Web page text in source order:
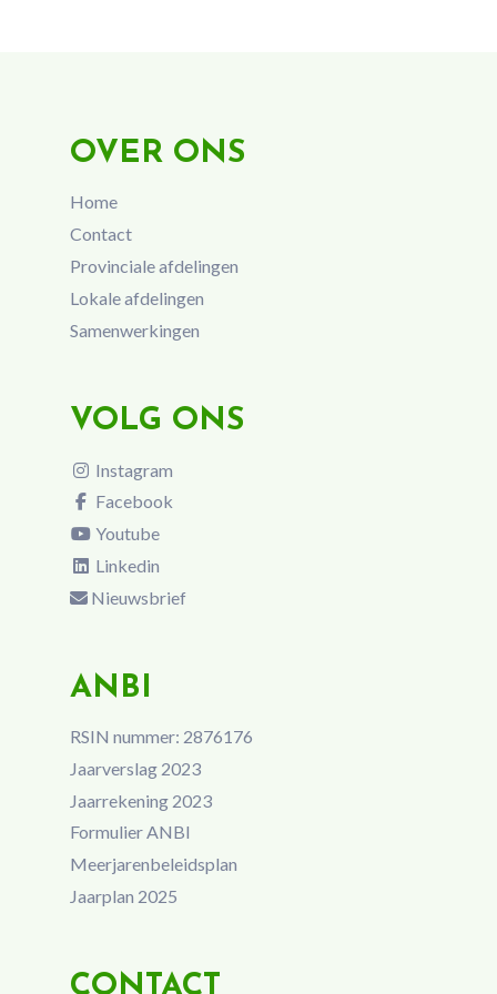
OVER ONS
Home
Contact
Provinciale afdelingen
Lokale afdelingen
Samenwerkingen
VOLG ONS
Instagram
Facebook
Youtube
Linkedin
Nieuwsbrief
ANBI
RSIN nummer: 2876176
Jaarverslag 2023
Jaarrekening 2023
Formulier ANBI
Meerjarenbeleidsplan
Jaarplan 2025
CONTACT